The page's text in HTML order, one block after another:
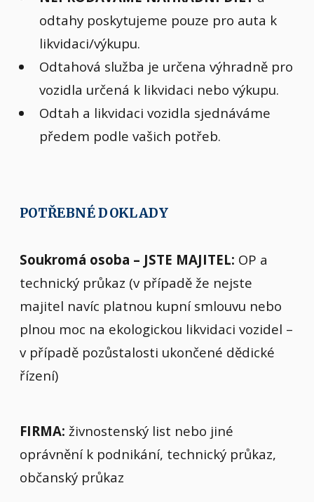
odtahy poskytujeme pouze pro auta k
likvidaci/výkupu.
Odtahová služba je určena výhradně pro
vozidla určená k likvidaci nebo výkupu.
Odtah a likvidaci vozidla sjednáváme
předem podle vašich potřeb.
POTŘEBNÉ DOKLADY
Soukromá osoba – JSTE MAJITEL: OP a
technický průkaz (v případě že nejste
majitel navíc platnou kupní smlouvu nebo
plnou moc na ekologickou likvidaci vozidel –
v případě pozůstalosti ukončené dědické
řízení)
FIRMA: živnostenský list nebo jiné
oprávnění k podnikání, technický průkaz,
občanský průkaz